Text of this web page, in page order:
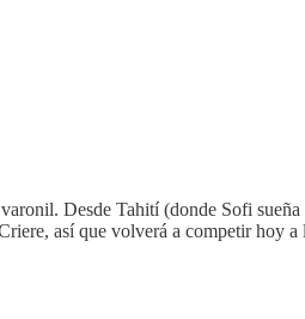
Desde Tahití (donde Sofi
así que volverá a competir hoy